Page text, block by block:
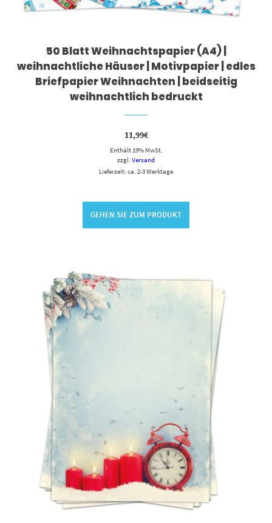
50 Blatt Weihnachtspapier (A4) |
weihnachtliche Häuser | Motivpapier | edles
Briefpapier Weihnachten | beidseitig
weihnachtlich bedruckt
11,99€
Enthält 19% MwSt.
zzgl. Versand
Lieferzeit: ca. 2-3 Werktage
GEHEN SIE ZUM PRODUKT